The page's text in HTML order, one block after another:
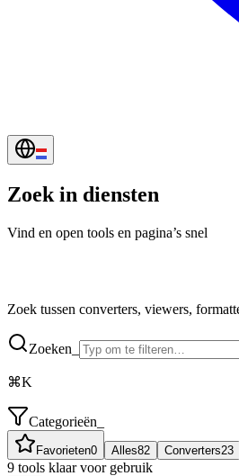
Zoek in diensten
Vind en open tools en pagina’s snel
Zoek tussen converters, viewers,
Zoeken_
⌘K
Categorieën_
Favorieten0 Alles82 Converters23
9 tools klaar voor gebruik